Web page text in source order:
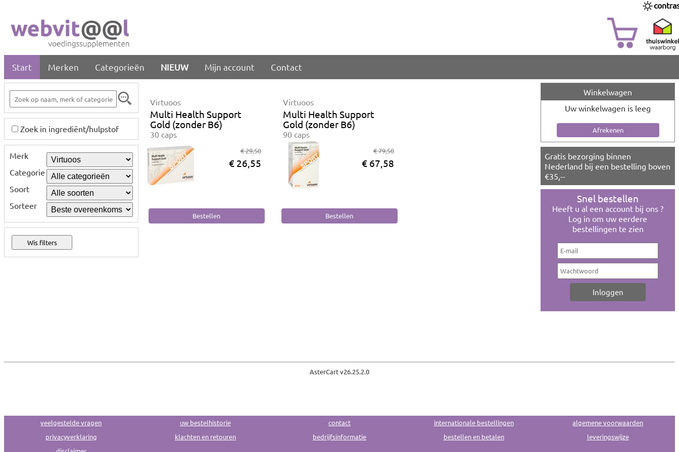
Start Merken Categorieën NIEUW Mijn account Contact
Zoek in ingrediënt/hulpstof
Merk
Categorie
Soort
Sorteer
Virtuoos
Multi Health Support
Gold (zonder B6)
30 caps
€ 29,50
€ 26,55
Virtuoos
Multi Health Support
Gold (zonder B6)
90 caps
€ 79,50
€ 67,58
Winkelwagen
Uw winkelwagen is leeg
Gratis bezorging binnen
Nederland bij een bestelling boven
€35,--
Snel bestellen
Heeft u al een account bij ons ?
Log in om uw eerdere
bestellingen te zien
veelgestelde vragen uw bestelhistorie contact internationale bestellingen
algemene voorwaarden
privacyverklaring
klachten en retouren bedrijfsinformatie bestellen en betalen
leveringswijze
AsterCart v26.25.2.0